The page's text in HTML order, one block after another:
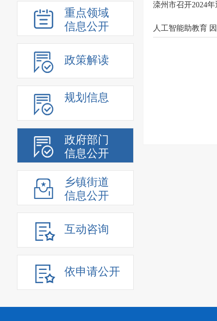
重点领域
信息公开
政策解读
规划信息
政府部门
信息公开
乡镇街道
信息公开
互动咨询
依申请公开
滦州市召开2024
人工智能助教育